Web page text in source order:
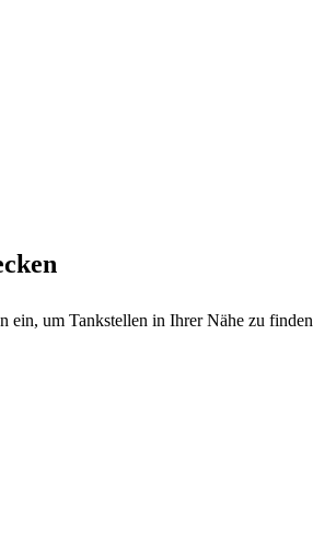
ein, um Tankstellen in Ihrer Nähe zu finden